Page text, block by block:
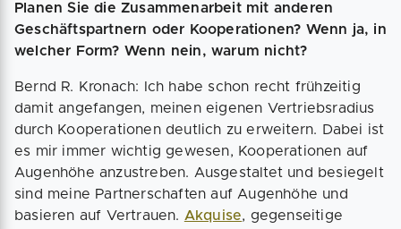
Planen Sie die Zusammenarbeit mit anderen
Geschäftspartnern oder Kooperationen? Wenn ja, in
welcher Form? Wenn nein, warum nicht?
Bernd R. Kronach: Ich habe schon recht frühzeitig
damit angefangen, meinen eigenen Vertriebsradius
durch Kooperationen deutlich zu erweitern. Dabei ist
es mir immer wichtig gewesen, Kooperationen auf
Augenhöhe anzustreben. Ausgestaltet und besiegelt
sind meine Partnerschaften auf Augenhöhe und
basieren auf Vertrauen. Akquise, gegenseitige